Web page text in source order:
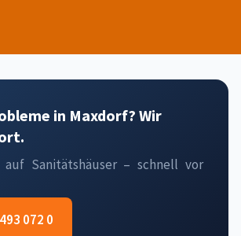
in Maxdorf? Wir
auf Sanitätshäuser – schnell vor
072 0